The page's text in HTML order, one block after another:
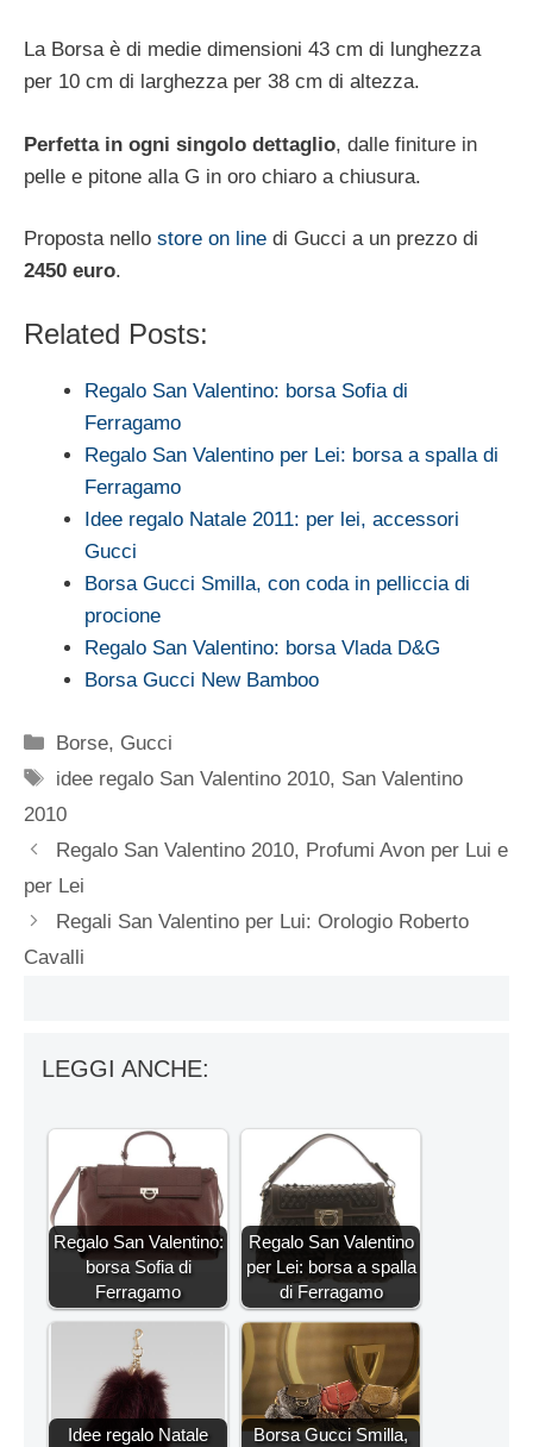
La Borsa è di medie dimensioni 43 cm di lunghezza
per 10 cm di larghezza per 38 cm di altezza.
Perfetta in ogni singolo dettaglio, dalle finiture in
pelle e pitone alla G in oro chiaro a chiusura.
Proposta nello store on line di Gucci a un prezzo di
2450 euro.
Related Posts:
Regalo San Valentino: borsa Sofia di
Ferragamo
Regalo San Valentino per Lei: borsa a spalla di
Ferragamo
Idee regalo Natale 2011: per lei, accessori
Gucci
Borsa Gucci Smilla, con coda in pelliccia di
procione
Regalo San Valentino: borsa Vlada D&G
Borsa Gucci New Bamboo
Categorie
Borse, Gucci
Tag
idee regalo San Valentino 2010, San Valentino
2010
Regalo San Valentino 2010, Profumi Avon per Lui e
per Lei
Regali San Valentino per Lui: Orologio Roberto
Cavalli
LEGGI ANCHE:
Regalo San Valentino:
borsa Sofia di
Ferragamo
Regalo San Valentino
per Lei: borsa a spalla
di Ferragamo
Idee regalo Natale
Borsa Gucci Smilla,